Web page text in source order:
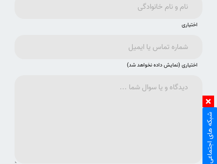
اختیاری
اختیاری (نمایش داده نخواهد شد)
شبکه های اجتماعی